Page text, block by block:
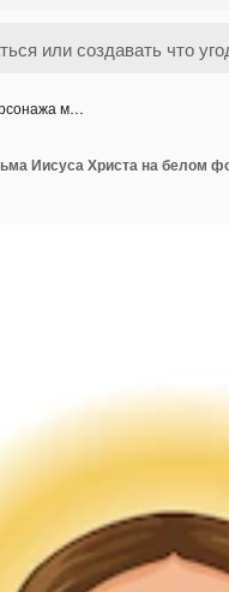
м…
Иисуса Христа на белом